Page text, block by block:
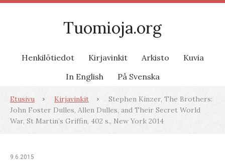
Tuomioja.org
Henkilötiedot Kirjavinkit Arkisto
Kuvia
In English
På Svenska
Etusivu Kirjavinkit
Stephen Kinzer, The Brothers:
John Foster Dulles, Allen Dulles, and Their Secret World
War, St Martin’s Griffin, 402 s., New York 2014
9.6.2015